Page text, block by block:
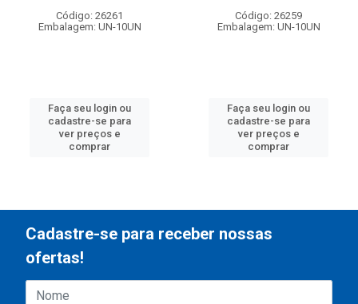
Código: 26261
Embalagem: UN-10UN
Faça seu login ou
cadastre-se para
ver preços e
comprar
Código: 26259
Embalagem: UN-10UN
Faça seu login ou
cadastre-se para
ver preços e
comprar
Cadastre-se para receber nossas
ofertas!